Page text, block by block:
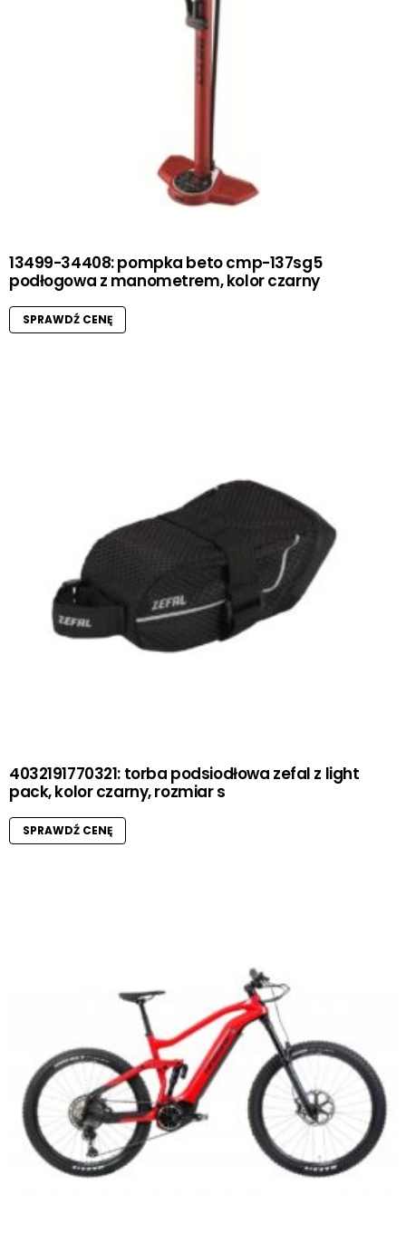
13499-34408: pompka beto cmp-137sg5
podłogowa z manometrem, kolor czarny
SPRAWDŹ CENĘ
4032191770321: torba podsiodłowa zefal z light
pack, kolor czarny, rozmiar s
SPRAWDŹ CENĘ